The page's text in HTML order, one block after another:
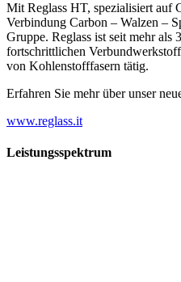
Mit Reglass HT, spezialisiert auf
Verbindung Carbon – Walzen –
Gruppe. Reglass ist seit mehr als
fortschrittlichen
von Kohlenstofffasern tätig.
Erfahren Sie mehr über unser
www.reglass.it
Leistungsspektrum